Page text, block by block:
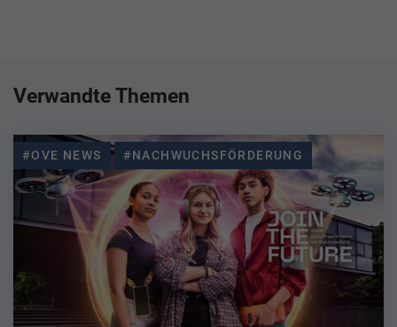
Verwandte Themen
#OVE NEWS #NACHWUCHSFÖRDERUNG